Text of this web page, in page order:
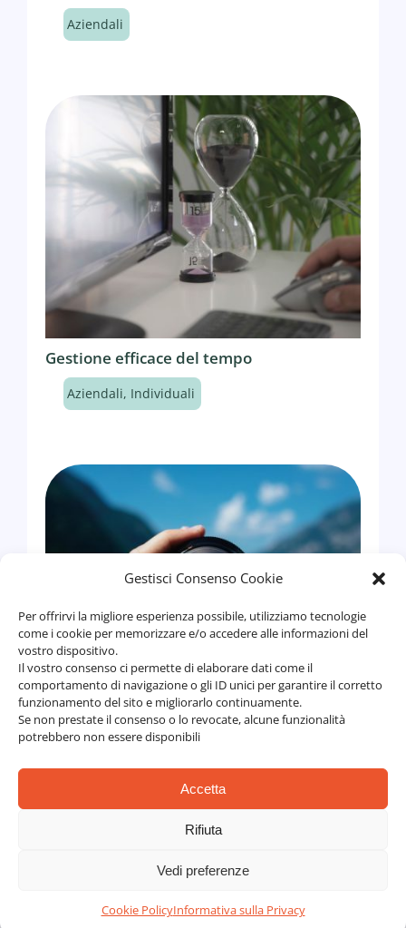
Gestisci Consenso Cookie
Per offrirvi la migliore esperienza possibile, utilizziamo tecnologie
come i cookie per memorizzare e/o accedere alle informazioni del
vostro dispositivo.
Il vostro consenso ci permette di elaborare dati come il
comportamento di navigazione o gli ID unici per garantire il corretto
funzionamento del sito e migliorarlo continuamente.
Se non prestate il consenso o lo revocate, alcune funzionalità
potrebbero non essere disponibili
Accetta
Rifiuta
Vedi preferenze
Cookie PolicyInformativa sulla Privacy
Aziendali
Gestione efficace del tempo
Aziendali, Individuali
Dalla visione all’azione